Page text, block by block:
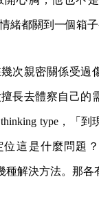
緒都關到一個箱子
次親密關係受過
長去體察自己的
type，「到
位這是什麼問題
種解決方法。那各